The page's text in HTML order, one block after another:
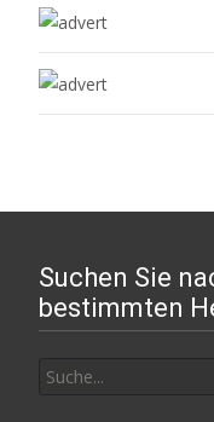
Suchen Sie
bestimmten
nach: